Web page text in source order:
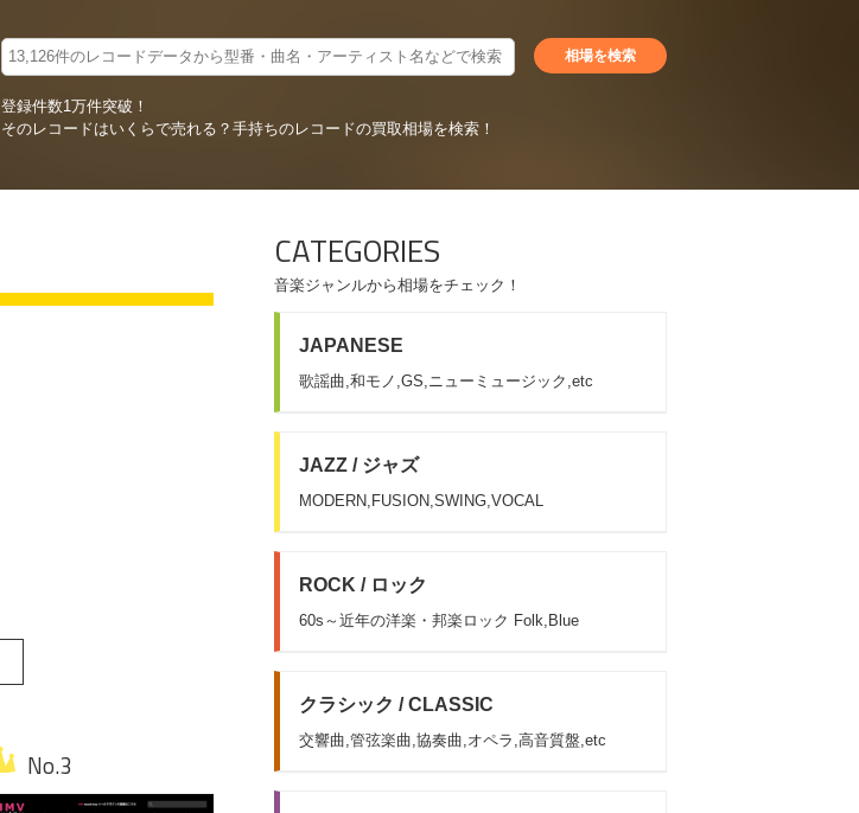
登録件数1万件突破！
そのレコードはいくらで売れる？ 手持ちのレコードの買取相場を検索！
CATEGORIES
音楽ジャンルから相場をチェック！
JAPANESE
歌謡曲,和モノ,GS,ニューミュージック,etc
JAZZ / ジャズ
MODERN,FUSION,SWING,VOCAL
ROCK / ロック
60s～近年の洋楽・邦楽ロック Folk,Blue
クラシック / CLASSIC
交響曲,管弦楽曲,協奏曲,オペラ,高音質盤,etc